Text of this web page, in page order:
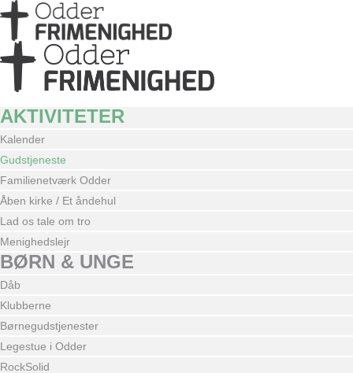
AKTIVITETER
Kalender
Gudstjeneste
Familienetværk Odder
Åben kirke / Et åndehul
Lad os tale om tro
Menighedslejr
BØRN & UNGE
Dåb
Klubberne
Børnegudstjenester
Legestue i Odder
RockSolid